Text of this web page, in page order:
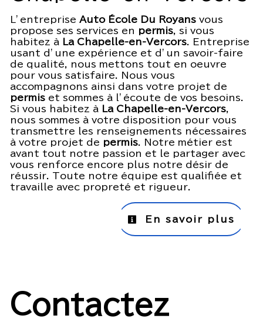
L’entreprise Auto École Du Royans vous
propose ses services en permis, si vous
habitez à
La Chapelle-en-Vercors. Entreprise
usant d’une expérience et d’un savoir-faire
de qualité, nous mettons tout en oeuvre
pour vous satisfaire. Nous vous
accompagnons ainsi dans votre projet de
permis et sommes à l’écoute de vos besoins.
Si vous habitez à
La Chapelle-en-Vercors,
nous sommes à votre disposition pour vous
transmettre les renseignements nécessaires
à votre projet de permis. Notre métier est
avant tout notre passion et le partager avec
vous renforce encore plus notre désir de
réussir. Toute notre équipe est qualifiée et
travaille avec propreté et rigueur.
En savoir plus
Contactez